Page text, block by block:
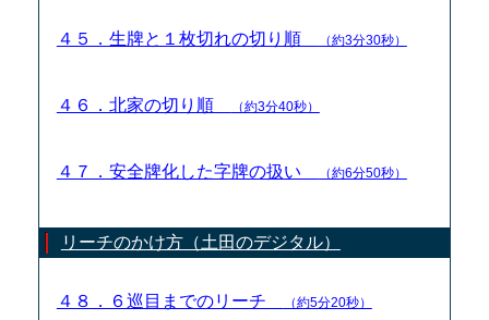
４５．生牌と１枚切れの切り順 （約3分30秒）
４６．北家の切り順 （約3分40秒）
４７．安全牌化した字牌の扱い （約6分50秒）
リーチのかけ方（土田のデジタル）
４８．６巡目までのリーチ （約5分20秒）